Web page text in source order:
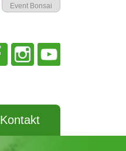
Event Bonsai
Kontakt